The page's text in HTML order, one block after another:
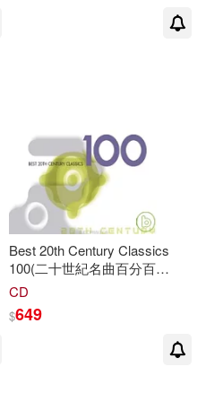
可海外宅配(3)
Best 20th Century Classics
100(二十世紀名曲百分百
(6CD))
CD
$649